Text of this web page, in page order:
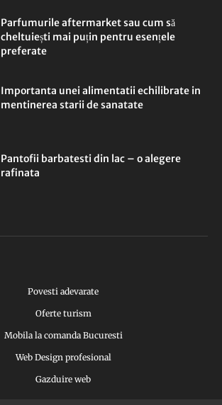
Parfumurile aftermarket sau cum să
cheltuiești mai puțin pentru esențele
preferate
Importanta unei alimentatii echilibrate in
mentinerea starii de sanatate
Pantofii barbatesti din lac – o alegere
rafinata
Povesti adevarate
Oferte turism
Mobila la comanda Bucuresti
Web Design profesional
Gazduire web